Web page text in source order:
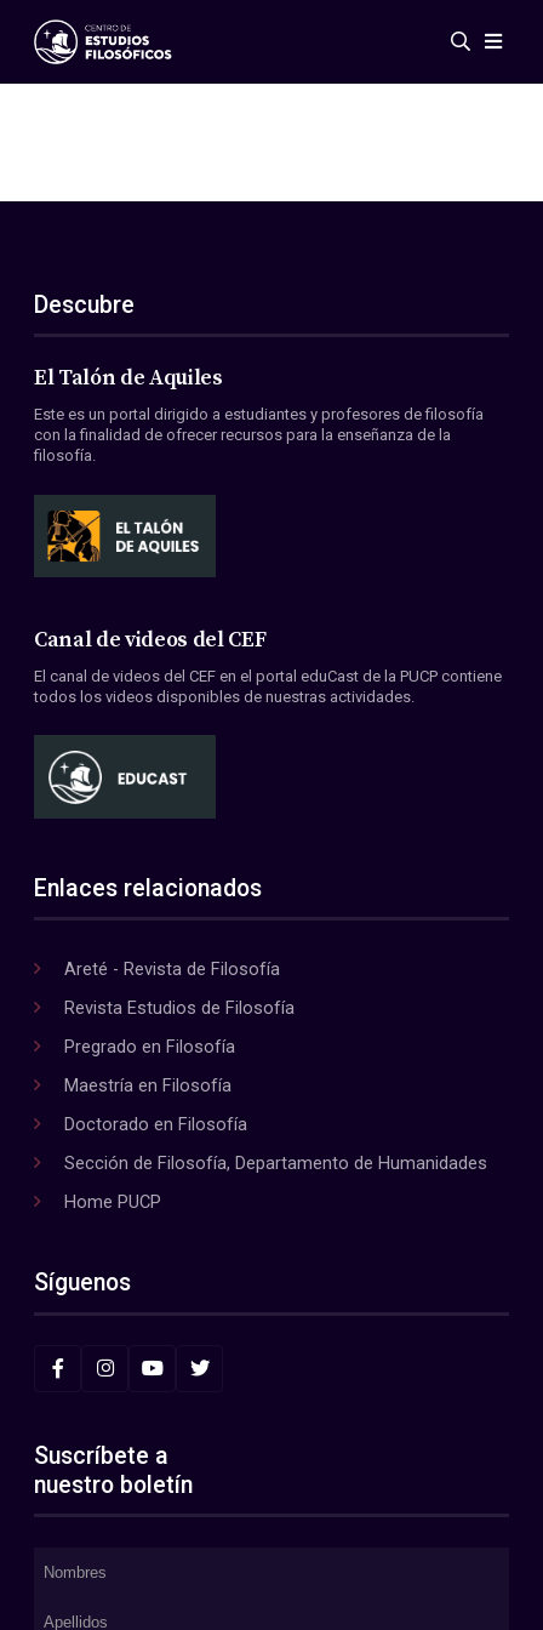
Eventos
ES
EN
Acerca de nosotros
Miembros
Convenios
Descubre
El Talón de Aquiles
Este es un portal dirigido a estudiantes y profesores de filosofía
con la finalidad de ofrecer recursos para la enseñanza de la
filosofía.
Canal de videos del CEF
El canal de videos del CEF en el portal eduCast de la PUCP contiene
todos los videos disponibles de nuestras actividades.
Enlaces relacionados
Areté - Revista de Filosofía
Revista Estudios de Filosofía
Pregrado en Filosofía
Maestría en Filosofía
Doctorado en Filosofía
Sección de Filosofía, Departamento de Humanidades
Home PUCP
Síguenos
Suscríbete a
nuestro boletín